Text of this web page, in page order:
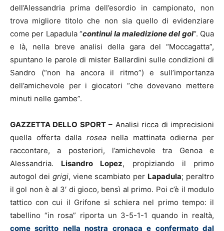
dell’Alessandria prima dell’esordio in campionato, non
trova migliore titolo che non sia quello di evidenziare
come per Lapadula “continui la maledizione del gol“. Qua
e là, nella breve analisi della gara del “Moccagatta”,
spuntano le parole di mister Ballardini sulle condizioni di
Sandro (“non ha ancora il ritmo”) e sull’importanza
dell’amichevole per i giocatori “che dovevano mettere
minuti nelle gambe”.
GAZZETTA DELLO SPORT– Analisi ricca di imprecisioni
quella offerta dalla rosea nella mattinata odierna per
raccontare, a posteriori, l’amichevole tra Genoa e
Alessandria. Lisandro Lopez, propiziando il primo
autogol dei grigi, viene scambiato per Lapadula; peraltro
il gol non è al 3′ di gioco, bensì al primo. Poi c’è il modulo
tattico con cui il Grifone si schiera nel primo tempo: il
tabellino “in rosa” riporta un 3-5-1-1 quando in realtà,
come scritto nella nostra cronaca e confermato dal